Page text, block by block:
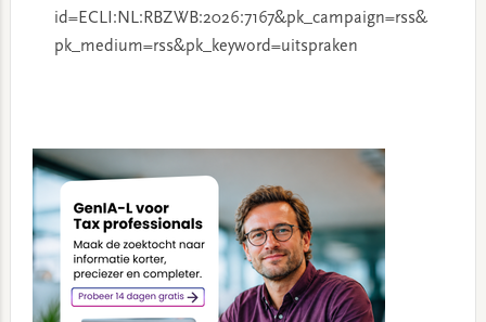
id=ECLI:NL:RBZWB:2026:7167&pk_campaign=rss&
pk_medium=rss&pk_keyword=uitspraken
Sidebar